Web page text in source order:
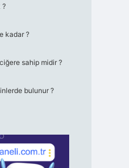
?
kadar ?
sahip midir ?
bulunur ?